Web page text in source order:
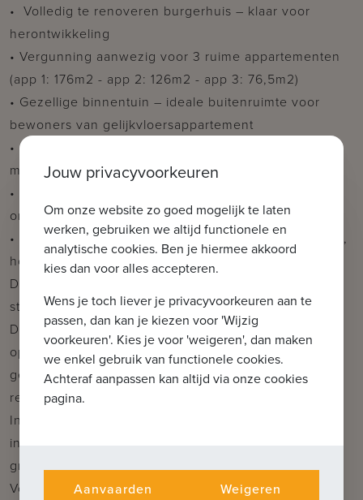
• ️ Volledig te renoveren burgerhuis – klaar voor
herontwikkeling
• Vergunning aanwezig voor 3 ruime appartementen
(app 1: 176m2 - app 2: 126m2 - app 3: 76,5m2)
• Gezellige binnentuin – ideale buitenruimte voor
bewoners van gelijkvloersappartement
• 3 garages & een fietsstalling – een absolute
meerwaarde in Brugge centrum
• ️ Authentieke elementen aanwezig: hoge plafonds,
originele trap, historische gevel
• Toplocatie, op wandelafstand van de Markt, winkels,
horeca en openbaar vervoer
Deze eigendom vormt de perfecte basis voor een
stijlvolle en rendabele herontwikkeling.
Dankzij de vergunning en topligging is dit een ideale
opportuniteit voor investeerders, ontwikkelaars of
gezinnen die een meergezinswoning willen
realiseren.
Interesse? Neem vandaag nog contact op voor meer
info, plannen of een plaatsbezoek. Wij begeleiden u
graag van visie tot realisatie.
Voor verdere informatie of een vrijblijvend bezoek
Jouw privacyvoorkeuren
Om onze website zo goed mogelijk te laten
werken, gebruiken we altijd functionele en
analytische cookies. Ben je hiermee akkoord
kies dan voor alles accepteren.
Wens je toch liever je privacyvoorkeuren aan te
passen, dan kan je kiezen voor 'Wijzig
voorkeuren'. Kies je voor 'weigeren', dan maken
we enkel gebruik van functionele cookies.
Achteraf aanpassen kan altijd via onze cookies
pagina.
Aanvaarden Weigeren